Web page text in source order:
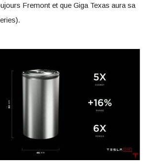
Fremont et que Giga Texas aura sa